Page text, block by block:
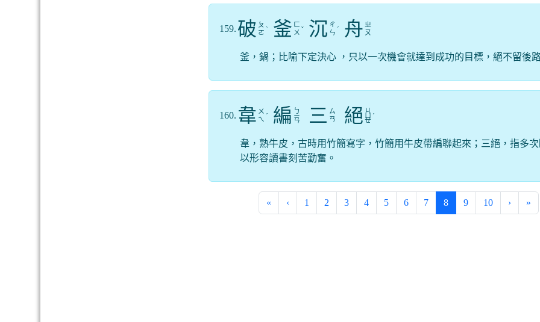
159. 破 ㄆ
ㄛ ˋ 釜 ㄈ
ㄨ ˇ 沉 ㄔ
ㄣ ˊ 舟 ㄓ
ㄡ
釜，鍋；比喻下定決心 ，只以一次機會就達到成功的目標，絕不留後
160. 韋 ㄨ
ㄟ ˊ 編 ㄅ
ㄧ
ㄢ 三 ㄙ
ㄢ
絕 ㄐ
ㄩ
ㄝ
ˊ
韋，熟牛皮，古時用竹簡寫字，竹簡用牛皮帶編聯起來；三絕，指多
以形容讀書刻苦勤奮。
« ‹ 1 2 3 4 5 6 7 8(current)
9 10 › »